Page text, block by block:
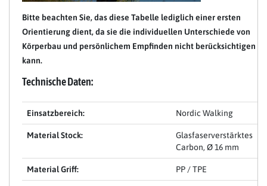
Bitte beachten Sie, das diese Tabelle lediglich einer ersten
Orientierung dient, da sie die individuellen Unterschiede von
Körperbau und persönlichem Empfinden nicht berücksichtigen
kann.
Technische Daten:
Einsatzbereich: Nordic Walking
Material Stock:
Glasfaserverstärktes
Carbon, Ø 16 mm
Material Griff: PP / TPE